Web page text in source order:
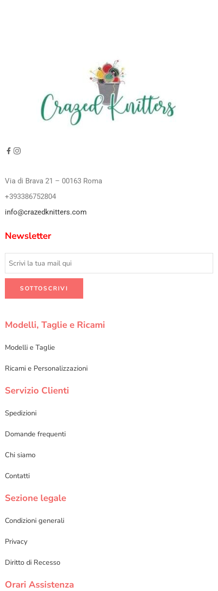
Via di Brava 21 – 00163 Roma
+393386752804
info@crazedknitters.com
Newsletter
Modelli, Taglie e Ricami
Modelli e Taglie
Ricami e Personalizzazioni
Servizio Clienti
Spedizioni
Domande frequenti
Chi siamo
Contatti
Sezione legale
Condizioni generali
Privacy
Diritto di Recesso
Orari Assistenza